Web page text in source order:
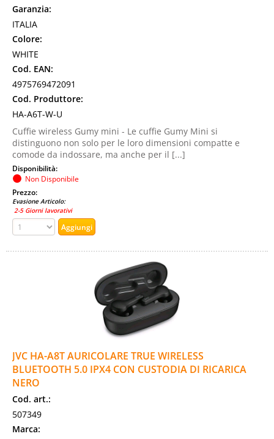
Garanzia:
ITALIA
Colore:
WHITE
Cod. EAN:
4975769472091
Cod. Produttore:
HA-A6T-W-U
Cuffie wireless Gumy mini - Le cuffie Gumy Mini si
distinguono non solo per le loro dimensioni compatte e
comode da indossare, ma anche per il [...]
Disponibilità:
Non Disponibile
Prezzo:
Evasione Articolo:
2-5 Giorni lavorativi
JVC HA-A8T AURICOLARE TRUE WIRELESS
BLUETOOTH 5.0 IPX4 CON CUSTODIA DI RICARICA
NERO
Cod. art.:
507349
Marca: